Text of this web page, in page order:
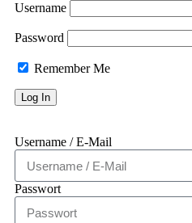
Username
Password
Remember Me
Username / E-Mail
Passwort